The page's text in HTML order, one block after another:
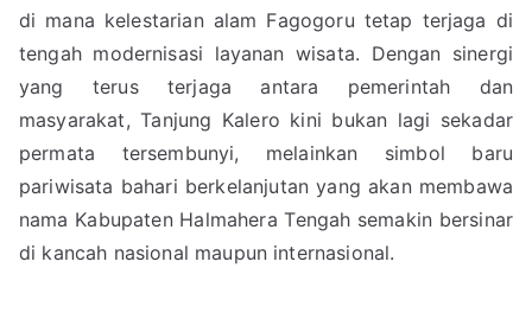
di mana kelestarian alam Fagogoru tetap terjaga di
tengah modernisasi layanan wisata. Dengan sinergi
yang terus terjaga antara pemerintah dan
masyarakat, Tanjung Kalero kini bukan lagi sekadar
permata tersembunyi, melainkan simbol baru
pariwisata bahari berkelanjutan yang akan membawa
nama Kabupaten Halmahera Tengah semakin bersinar
di kancah nasional maupun internasional.